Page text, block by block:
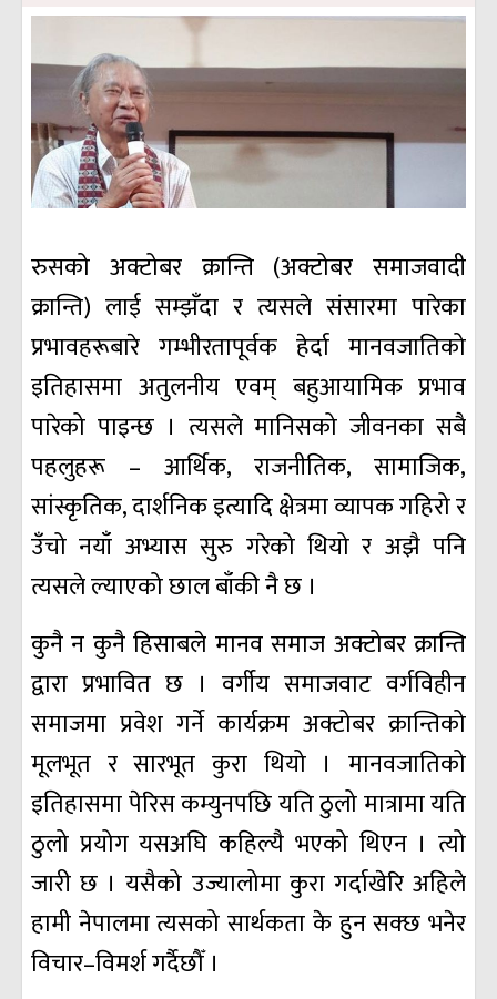
रुसको अक्टोबर क्रान्ति (अक्टोबर समाजवादी
क्रान्ति) लाई सम्झँदा र त्यसले संसारमा पारेका
प्रभावहरूबारे गम्भीरतापूर्वक हेर्दा मानवजातिको
इतिहासमा अतुलनीय एवम् बहुआयामिक प्रभाव
पारेको पाइन्छ । त्यसले मानिसको जीवनका सबै
पहलुहरू – आर्थिक, राजनीतिक, सामाजिक,
सांस्कृतिक, दार्शनिक इत्यादि क्षेत्रमा व्यापक गहिरो र
उँचो नयाँ अभ्यास सुरु गरेको थियो र अझै पनि
त्यसले ल्याएको छाल बाँकी नै छ ।
कुनै न कुनै हिसाबले मानव समाज अक्टोबर क्रान्ति
द्वारा प्रभावित छ । वर्गीय समाजवाट वर्गविहीन
समाजमा प्रवेश गर्ने कार्यक्रम अक्टोबर क्रान्तिको
मूलभूत र सारभूत कुरा थियो । मानवजातिको
इतिहासमा पेरिस कम्युनपछि यति ठुलो मात्रामा यति
ठुलो प्रयोग यसअघि कहिल्यै भएको थिएन । त्यो
जारी छ । यसैको उज्यालोमा कुरा गर्दाखेरि अहिले
हामी नेपालमा त्यसको सार्थकता के हुन सक्छ भनेर
विचार–विमर्श गर्दैछौँ ।